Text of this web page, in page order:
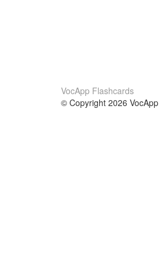
VocApp Flashcards
© Copyright 2026 VocApp